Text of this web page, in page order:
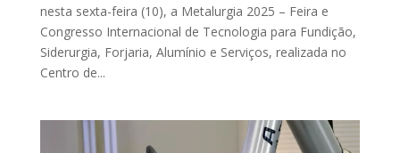
nesta sexta-feira (10), a Metalurgia 2025 – Feira e
Congresso Internacional de Tecnologia para Fundição,
Siderurgia, Forjaria, Alumínio e Serviços, realizada no
Centro de...